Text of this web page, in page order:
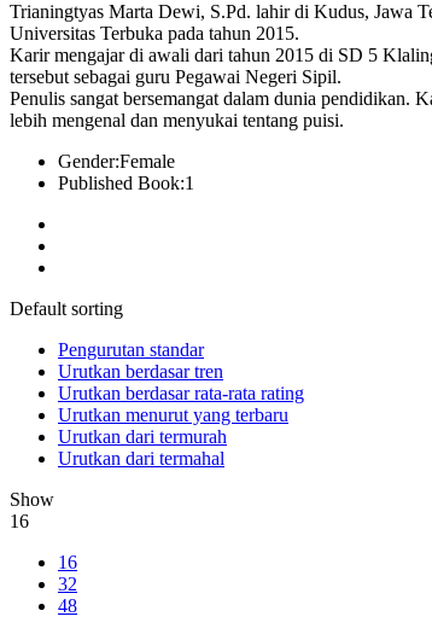
Trianingtyas Marta Dewi, S.Pd. lahir di Kudus, Jawa
Universitas Terbuka pada tahun 2015.
Karir mengajar di awali dari tahun 2015 di SD 5
tersebut sebagai guru Pegawai Negeri Sipil.
Penulis sangat bersemangat dalam dunia pendidikan.
lebih mengenal dan menyukai tentang puisi.
Gender:Female
Published Book:1
Default sorting
Pengurutan standar
Urutkan berdasar tren
Urutkan berdasar rata-rata rating
Urutkan menurut yang terbaru
Urutkan dari termurah
Urutkan dari termahal
Show
16
16
32
48